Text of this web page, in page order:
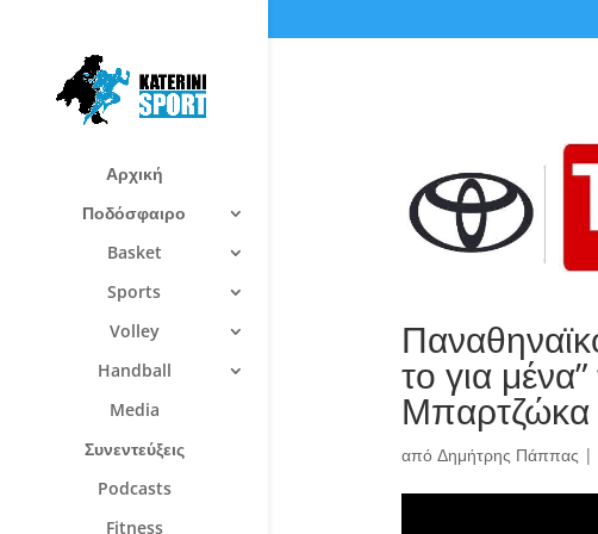
Αρχική
Ποδόσφαιρο
Basket
Sports
Volley
Handball
Media
Συνεντεύξεις
Podcasts
Fitness
το για
Μπαρτζώκα
από Δημήτρης Πάππας |